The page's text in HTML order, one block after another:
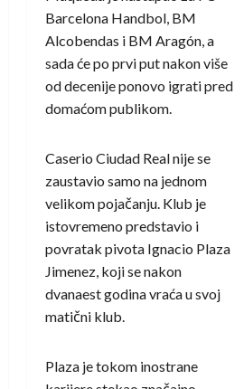
Barcelona Handbol, BM
Alcobendas i BM Aragón, a
sada će po prvi put nakon više
od decenije ponovo igrati pred
domaćom publikom.
Caserio Ciudad Real nije se
zaustavio samo na jednom
velikom pojačanju. Klub je
istovremeno predstavio i
povratak pivota Ignacio Plaza
Jimenez, koji se nakon
dvanaest godina vraća u svoj
matični klub.
Plaza je tokom inostrane